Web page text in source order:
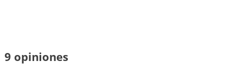
9 opiniones